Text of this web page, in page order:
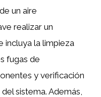
un aire
realizar un
incluya la limpieza
fugas de
y verificación
sistema. Además,